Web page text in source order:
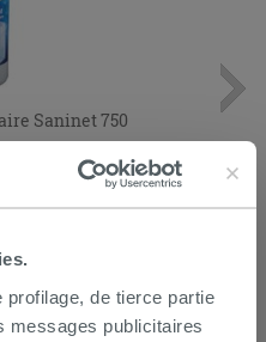
de tierce partie
messages publicitaires
Saninet 750
PANIER